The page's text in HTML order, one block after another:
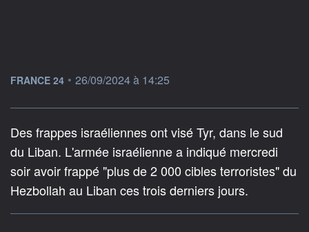
information fournie par
FRANCE 24 • 26/09/2024 à 14:25
Des frappes israéliennes ont visé Tyr, dans le sud
du Liban. L'armée israélienne a indiqué mercredi
soir avoir frappé "plus de 2 000 cibles terroristes" du
Hezbollah au Liban ces trois derniers jours.